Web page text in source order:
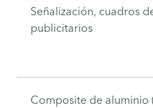
Señalización, cuadros
publicitarios
Composite de